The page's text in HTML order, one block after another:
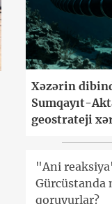
Xəzərin
Sumqayıt-
geostrateji
"Ani
qoruyurlar?